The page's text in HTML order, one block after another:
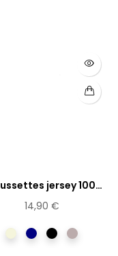
jersey 100%
pur...
14,90 €
BeigeMarineNoir